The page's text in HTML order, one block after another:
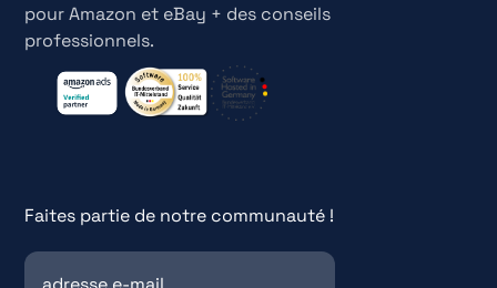
pour Amazon et eBay + des conseils
professionnels.
Faites partie de notre communauté !